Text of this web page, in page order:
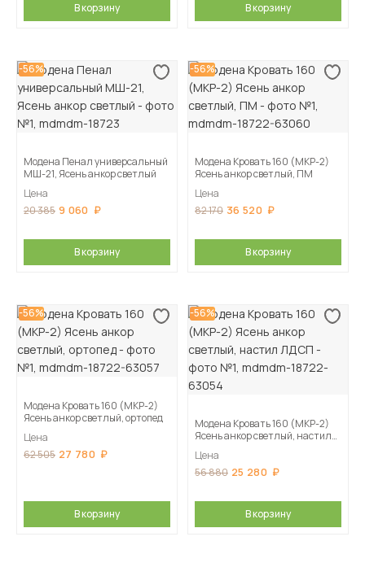
В корзину В корзину
-56%
Модена Пенал универсальный
МШ-21, Ясень анкор светлый
Цена
20 385 9 060
В корзину
-56%
Модена Кровать 160 (МКР-2)
Ясень анкор светлый, ПМ
Цена
82 170 36 520
В корзину
-56%
Модена Кровать 160 (МКР-2)
Ясень анкор светлый, ортопед
Цена
62 505 27 780
В корзину
-56%
Модена Кровать 160 (МКР-2)
Ясень анкор светлый, настил
Цена
56 880 25 280
В корзину